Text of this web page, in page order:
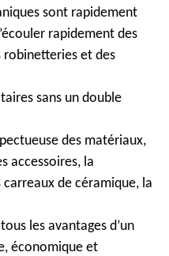
sont rapidement
rapidement des
robinetteries et des
sans un double
des matériaux,
accessoires, la
de céramique, la
les avantages d’un
économique et